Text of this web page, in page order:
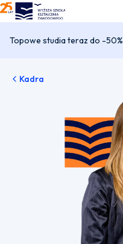
WSKZ - strona główna
Topowe studia teraz do -50%
Kadra